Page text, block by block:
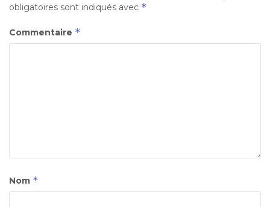
obligatoires sont indiqués avec *
Commentaire *
Nom *